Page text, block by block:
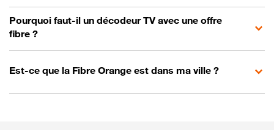
Pourquoi faut-il un décodeur TV avec une offre
fibre ?
Est-ce que la Fibre Orange est dans ma ville ?